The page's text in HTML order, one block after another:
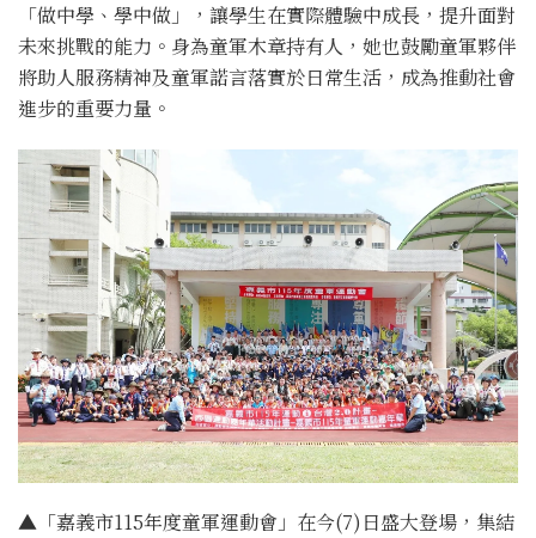
「做中學、學中做」，讓學生在實際體驗中成長，提升面對
未來挑戰的能力。身為童軍木章持有人，她也鼓勵童軍夥伴
將助人服務精神及童軍諾言落實於日常生活，成為推動社會
進步的重要力量。
▲「嘉義市115年度童軍運動會」在今(7)日盛大登場，集結